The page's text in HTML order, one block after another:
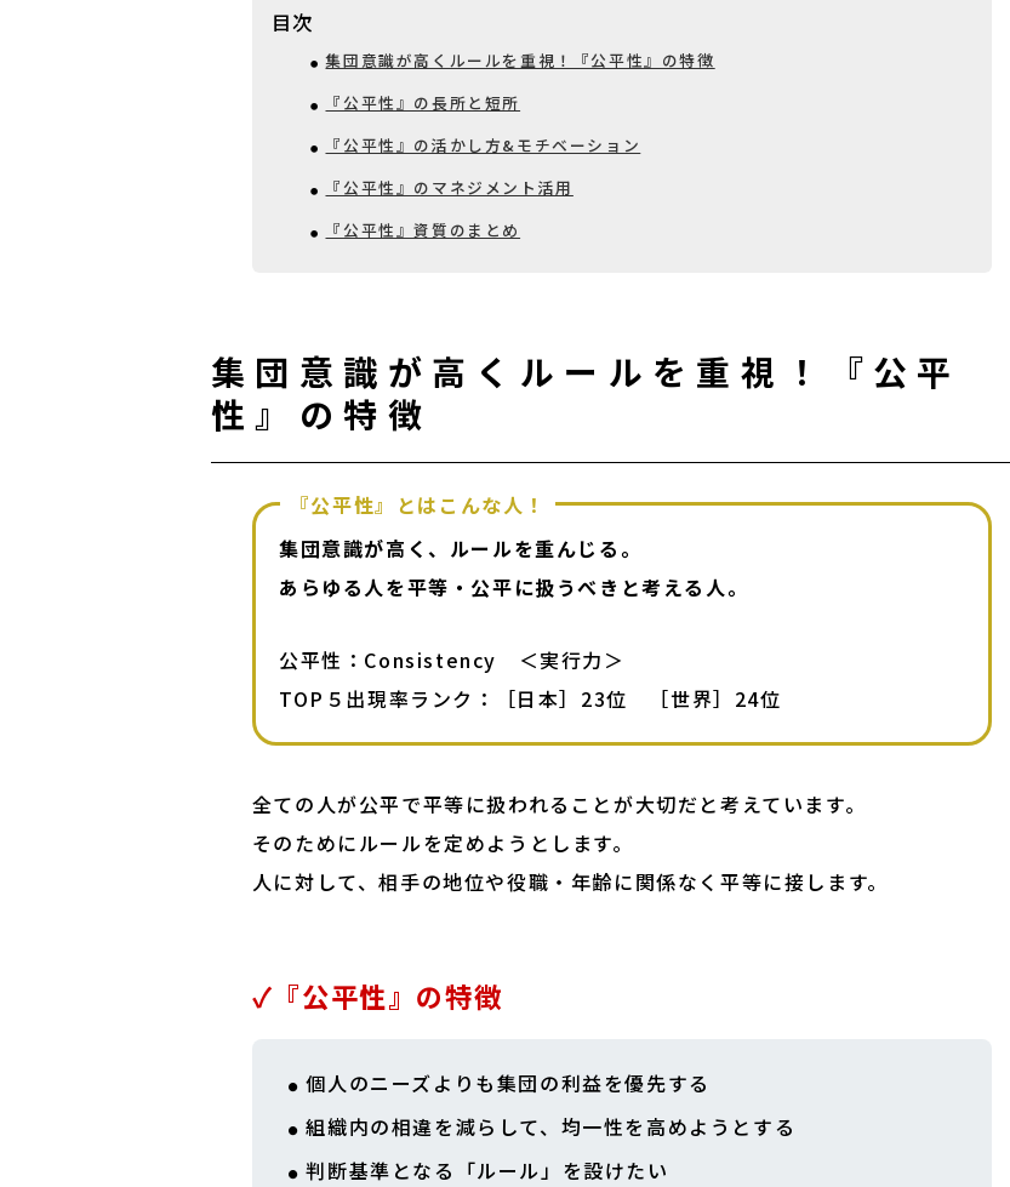
目次
集団意識が高くルールを重視！『公平性』の特徴
『公平性』の長所と短所
『公平性』の活かし方&モチベーション
『公平性』のマネジメント活用
『公平性』資質のまとめ
集団意識が高くルールを重視！『公平
性』の特徴
『公平性』とはこんな人！
集団意識が高く、ルールを重んじる。
あらゆる人を平等・公平に扱うべきと考える人。
公平性：Consistency　＜実行力＞
TOP５出現率ランク：［日本］23位　［世界］24位
全ての人が公平で平等に扱われることが大切だと考えています。
そのためにルールを定めようとします。
人に対して、相手の地位や役職・年齢に関係なく平等に接します。
✓『公平性』の特徴
個人のニーズよりも集団の利益を優先する
組織内の相違を減らして、均一性を高めようとする
判断基準となる「ルール」を設けたい